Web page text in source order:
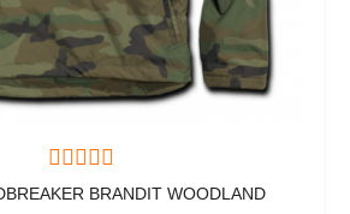
BRANDIT WOODLAND